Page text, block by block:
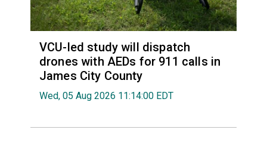
VCU-led study will dispatch
drones with AEDs for 911 calls in
James City County
Wed, 05 Aug 2026 11:14:00 EDT